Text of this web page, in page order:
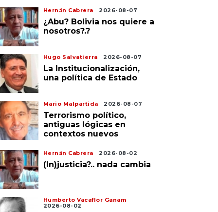
Hernán Cabrera 2026-08-07
¿Abu? Bolivia nos quiere a
nosotros?.?
Hugo Salvatierra 2026-08-07
La Institucionalización,
una política de Estado
Mario Malpartida 2026-08-07
Terrorismo político,
antiguas lógicas en
contextos nuevos
Hernán Cabrera 2026-08-02
(In)justicia?.. nada cambia
Humberto Vacaflor Ganam
2026-08-02